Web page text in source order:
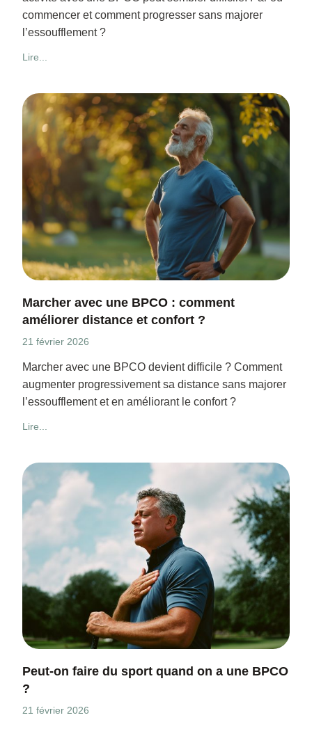
commencer et comment progresser sans majorer
l’essoufflement ?
Lire...
Marcher avec une BPCO : comment
améliorer distance et confort ?
21 février 2026
Marcher avec une BPCO devient difficile ? Comment
augmenter progressivement sa distance sans majorer
l’essoufflement et en améliorant le confort ?
Lire...
Peut-on faire du sport quand on a une BPCO
?
21 février 2026